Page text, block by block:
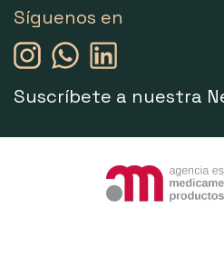
Síguenos en
Suscríbete a nuestra